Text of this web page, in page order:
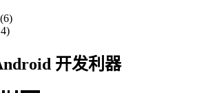
(6)
开发利器